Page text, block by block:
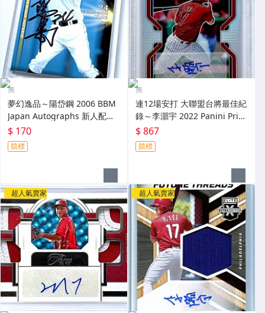
無
夢幻逸品～陽岱鋼 2006 BBM
Japan Autographs 新人配布
簽名卡 加蓋BBM鋼印 RC～
$ 170
競標
無
連12場安打 大聯盟台將最佳紀
錄～李灝宇 2022 Panini Priz
m Draft Picks 亮面新人簽名鑑
定卡 RC PSA 9～
$ 867
競標
超人氣賣家 超人氣賣家